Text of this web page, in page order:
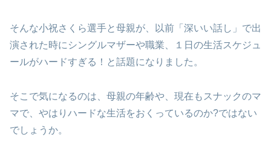
そんな小祝さくら選手と母親が、以前「深いい話し」で出
演された時にシングルマザーや職業、１日の生活スケジュ
ールがハードすぎる！と話題になりました。
そこで気になるのは、母親の年齢や、現在もスナックのマ
マで、やはりハードな生活をおくっているのか?ではない
でしょうか。